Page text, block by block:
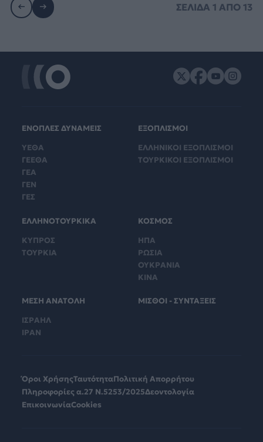
ΣΕΛΙΔΑ1 ΑΠΟ13
ΕΝΟΠΛΕΣ ΔΥΝΑΜΕΙΣ
ΥΕΘΑ
ΓΕΕΘΑ
ΓΕΑ
ΓΕΝ
ΓΕΣ
ΕΞΟΠΛΙΣΜΟΙ
ΕΛΛΗΝΙΚΟΙ ΕΞΟΠΛΙΣΜΟΙ
ΤΟΥΡΚΙΚΟΙ ΕΞΟΠΛΙΣΜΟΙ
ΕΛΛΗΝΟΤΟΥΡΚΙΚΑ
ΚΥΠΡΟΣ
ΤΟΥΡΚΙΑ
ΚΟΣΜΟΣ
ΗΠΑ
ΡΩΣΙΑ
ΟΥΚΡΑΝΙΑ
ΚΙΝΑ
ΜΕΣΗ ΑΝΑΤΟΛΗ
ΙΣΡΑΗΛ
ΙΡΑΝ
ΜΙΣΘΟΙ - ΣΥΝΤΑΞΕΙΣ
Όροι ΧρήσηςΤαυτότηταΠολιτική Απορρήτου
Πληροφορίες α.27 Ν.5253/2025Δεοντολογία
ΕπικοινωνίαCookies